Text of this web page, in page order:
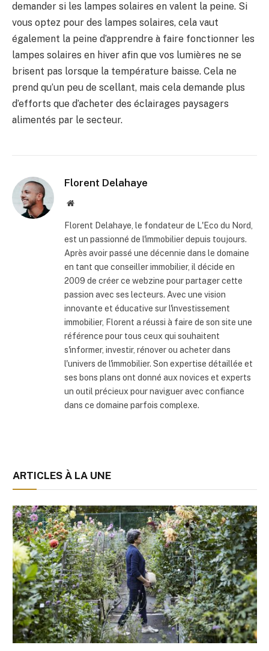
demander si les lampes solaires en valent la peine. Si
vous optez pour des lampes solaires, cela vaut
également la peine d’apprendre à faire fonctionner les
lampes solaires en hiver afin que vos lumières ne se
brisent pas lorsque la température baisse. Cela ne
prend qu’un peu de scellant, mais cela demande plus
d’efforts que d’acheter des éclairages paysagers
alimentés par le secteur.
Florent Delahaye
Site
Florent Delahaye, le fondateur de L'Eco du Nord,
est un passionné de l'immobilier depuis toujours.
Après avoir passé une décennie dans le domaine
en tant que conseiller immobilier, il décide en
2009 de créer ce webzine pour partager cette
passion avec ses lecteurs. Avec une vision
innovante et éducative sur l'investissement
immobilier, Florent a réussi à faire de son site une
référence pour tous ceux qui souhaitent
s'informer, investir, rénover ou acheter dans
l'univers de l'immobilier. Son expertise détaillée et
ses bons plans ont donné aux novices et experts
un outil précieux pour naviguer avec confiance
dans ce domaine parfois complexe.
ARTICLES À LA UNE